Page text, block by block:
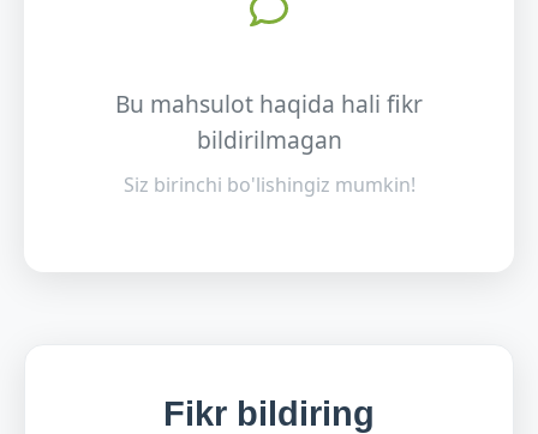
Bu mahsulot haqida hali fikr
bildirilmagan
Siz birinchi bo'lishingiz mumkin!
Fikr bildiring